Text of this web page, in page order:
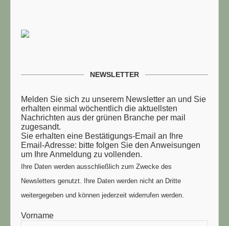
NEWSLETTER
Melden Sie sich zu unserem Newsletter an und Sie
erhalten einmal wöchentlich die aktuellsten
Nachrichten aus der grünen Branche per mail
zugesandt.
Sie erhalten eine Bestätigungs-Email an Ihre
Email-Adresse: bitte folgen Sie den Anweisungen
um Ihre Anmeldung zu vollenden.
Ihre Daten werden ausschließlich zum Zwecke des
Newsletters genutzt. Ihre Daten werden nicht an Dritte
weitergegeben und können jederzeit widerrufen werden.
Vorname